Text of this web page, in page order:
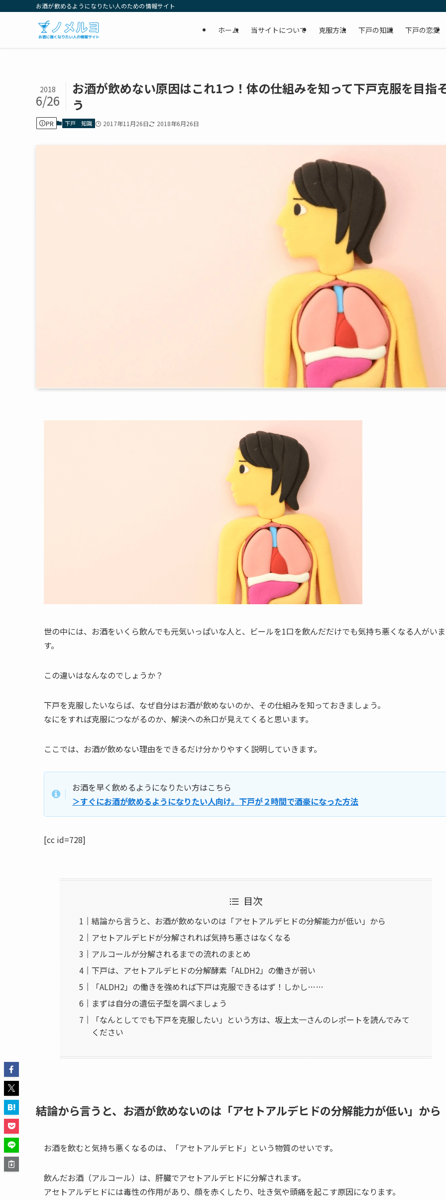
お酒が飲めるようになりたい人のための情報サイト
ホーム 当サイトについて 克服方法 下戸の知識 下戸の恋愛
お酒が飲めない原因はこれ1つ！体の仕組みを知って下戸克服を目指
う
2018
6/26
PR 下戸 知識 2017年11月26日 2018年6月26日
世の中には、お酒をいくら飲んでも元気いっぱいな人と、ビールを1口を飲んだだけでも気持ち悪くなる人がいま
す。
この違いはなんなのでしょうか？
下戸を克服したいならば、なぜ自分はお酒が飲めないのか、その仕組みを知っておきましょう。
なにをすれば克服につながるのか、解決への糸口が見えてくる と思います。
ここでは、お酒が飲めない理由をできるだけ分かりやすく説明していきます。
お酒を早く飲めるようになりたい方はこちら
＞すぐにお酒が飲めるようになりたい人向け。下戸が２時間で酒豪になった方法
[cc id=728]
目次
結論から言うと、お酒が飲めないのは「アセトアルデヒドの分解能力が低い」から
アセトアルデヒドが分解されれば気持ち悪さはなくなる
アルコールが分解されるまでの流れのまとめ
下戸は、アセトアルデヒドの分解酵素「ALDH2」の働きが弱い
「ALDH2」の働きを強めれば下戸は克服できるはず！しかし……
まずは自分の遺伝子型を調べましょう
「なんとしてでも下戸を克服したい」という方は、坂上太一さんのレポートを読んでみて
ください
結論から言うと、お酒が飲めないのは「アセトアルデヒドの分解能力が低い」から
お酒を飲むと気持ち悪くなるのは、「アセトアルデヒド」という物質のせいです。
飲んだお酒（アルコール）は、肝臓でアセトアルデヒドに分解されます。
アセトアルデヒドには毒性の作用があり、顔を赤くしたり、吐き気や頭痛を起こす原因になります。